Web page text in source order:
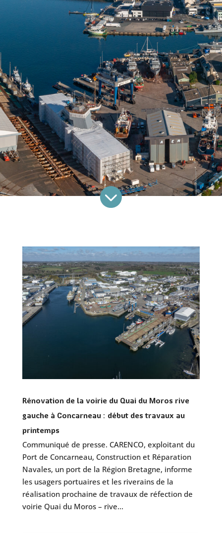
Rénovation de la voirie du Quai du Moros rive
gauche à Concarneau : début des travaux au
printemps
Communiqué de presse. CARENCO, exploitant du
Port de Concarneau, Construction et Réparation
Navales, un port de la Région Bretagne, informe
les usagers portuaires et les riverains de la
réalisation prochaine de travaux de réfection de
voirie Quai du Moros – rive...